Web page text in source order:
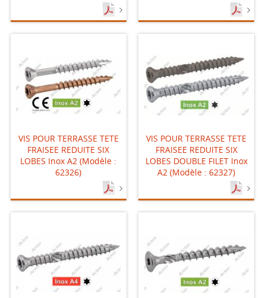
VIS POUR TERRASSE TETE
FRAISEE REDUITE SIX
LOBES Inox A2 (Modèle :
62326)
VIS POUR TERRASSE TETE
FRAISEE REDUITE SIX
LOBES DOUBLE FILET Inox
A2 (Modèle : 62327)